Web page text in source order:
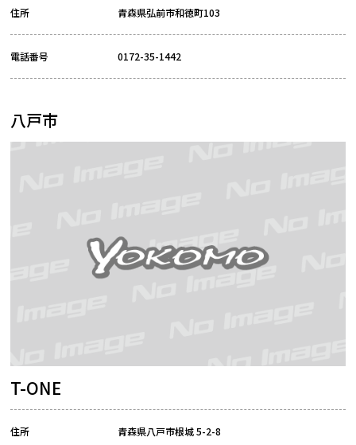
住所 青森県弘前市和徳町103
電話番号 0172-35-1442
八戸市
T-ONE
住所 青森県八戸市根城 5-2-8